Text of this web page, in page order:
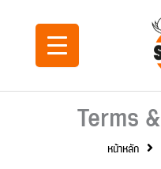
Terms
หน้าหลัก